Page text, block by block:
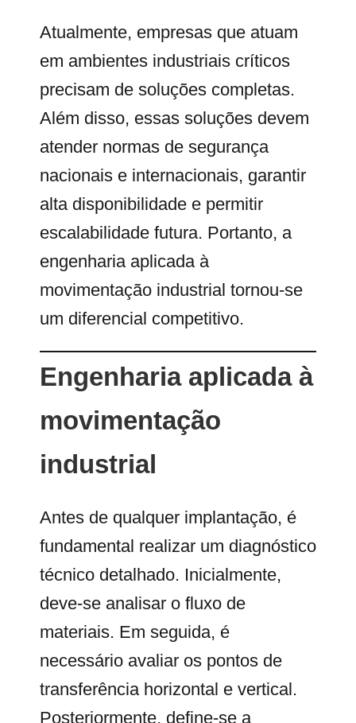
Atualmente, empresas que atuam
em ambientes industriais críticos
precisam de soluções completas.
Além disso, essas soluções devem
atender normas de segurança
nacionais e internacionais, garantir
alta disponibilidade e permitir
escalabilidade futura. Portanto, a
engenharia aplicada à
movimentação industrial tornou-se
um diferencial competitivo.
Engenharia aplicada à
movimentação
industrial
Antes de qualquer implantação, é
fundamental realizar um diagnóstico
técnico detalhado. Inicialmente,
deve-se analisar o fluxo de
materiais. Em seguida, é
necessário avaliar os pontos de
transferência horizontal e vertical.
Posteriormente, define-se a